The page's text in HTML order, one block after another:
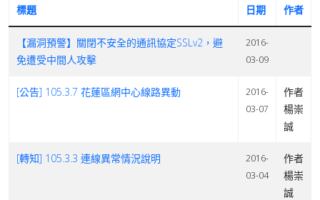
標題
日期
作者
【漏洞預警】關閉不安全的通訊協定SSLv2，避
免遭受中間人攻擊
2016-
03-09
[公告] 105.3.7 花蓮區網中心線路異動
2016-
03-07
作者
楊崇
誠
[轉知] 105.3.3 連線異常情況說明
2016-
03-04
作者
楊崇
誠